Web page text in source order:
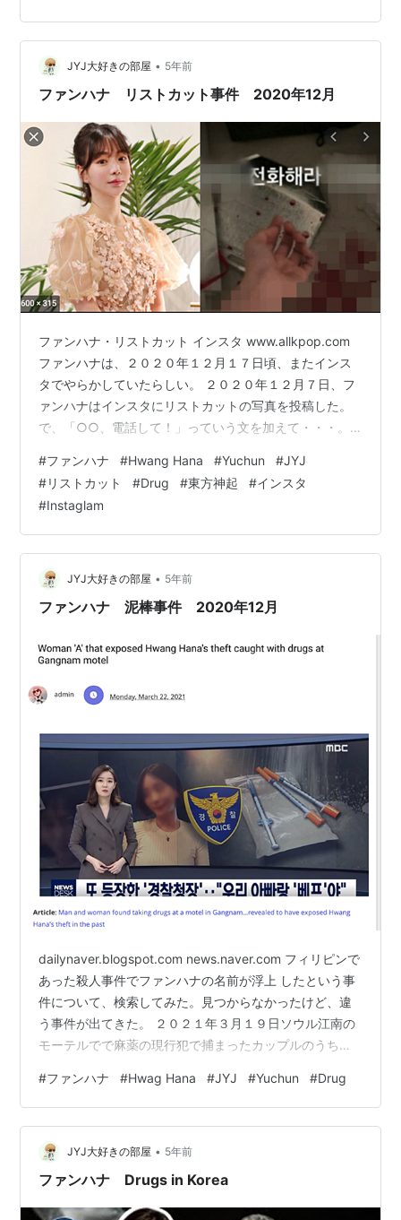
JYJ大好きの部屋 • 5年前
ファンハナ リストカット事件 2020年12月
ファンハナ・リストカット インスタ www.allkpop.com
ファンハナは、２０２０年１２月１７日頃、またインス
タでやらかしていたらしい。 ２０２０年１２月７日、フ
ァンハナはインスタにリストカットの写真を投稿した。
で、「○○、電話して！」っていう文を加えて・・・。
円）の車を返して！ 返してくれたら、許すから。子供っ
ぽくてこんなこと、したくないけど・・」 ファンハナ、
完全にラリってたんじゃないかな・・。 そもそもリスト
カットする写真をインスタに投稿する前に、他にするこ
とあると思うんだけど。なんでもインスタに掲載して、
世界中の人に見せ…
#ファンハナ #Hwang Hana #Yuchun #JYJ
#リストカット #Drug #東方神起 #インスタ
#Instaglam
JYJ大好きの部屋 • 5年前
ファンハナ 泥棒事件 2020年12月
dailynaver.blogspot.com news.naver.com フィリピンで
あった殺人事件でファンハナの名前が浮上 したという事
件について、検索してみた。見つからなかったけど、違
う事件が出てきた。 ２０２１年３月１９日ソウル江南の
モーテルでで麻薬の現行犯で捕まったカップルのうち女
人だと判明したと。 そのカップルは男性３０歳、女性２
０歳だから、女性側はまだ若いんだ。 近くの薬局で注射
器買ったと。使った麻薬は覚醒剤らしい。モーテル近く
の薬局で注射器を買うという行為自体が、計画性もない
ように見えるし、そもそも注射器って薬局で売ってい
#ファンハナ #Hwag Hana #JYJ #Yuchun #Drug
JYJ大好きの部屋 • 5年前
ファンハナ Drugs in Korea